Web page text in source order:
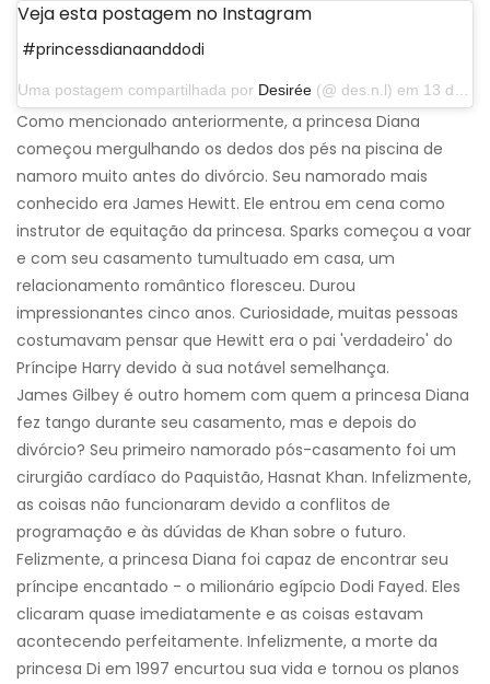
Veja esta postagem no Instagram
#princessdianaanddodi
Uma postagem compartilhada por Desirée (@ des.n.l) em 13 de abril de 2014 às 12h43 PDT
Como mencionado anteriormente, a princesa Diana
começou mergulhando os dedos dos pés na piscina de
namoro muito antes do divórcio. Seu namorado mais
conhecido era James Hewitt. Ele entrou em cena como
instrutor de equitação da princesa. Sparks começou a voar
e com seu casamento tumultuado em casa, um
relacionamento romântico floresceu. Durou
impressionantes cinco anos. Curiosidade, muitas pessoas
costumavam pensar que Hewitt era o pai 'verdadeiro' do
Príncipe Harry devido à sua notável semelhança.
James Gilbey é outro homem com quem a princesa Diana
fez tango durante seu casamento, mas e depois do
divórcio? Seu primeiro namorado pós-casamento foi um
cirurgião cardíaco do Paquistão, Hasnat Khan. Infelizmente,
as coisas não funcionaram devido a conflitos de
programação e às dúvidas de Khan sobre o futuro.
Felizmente, a princesa Diana foi capaz de encontrar seu
príncipe encantado - o milionário egípcio Dodi Fayed. Eles
clicaram quase imediatamente e as coisas estavam
acontecendo perfeitamente. Infelizmente, a morte da
princesa Di em 1997 encurtou sua vida e tornou os planos